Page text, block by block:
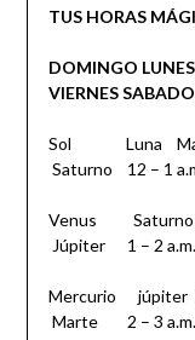
TUS HORAS
DOMINGO LUNES
VIERNES SABADO
Sol Luna
Saturno 12 – 1
Venus
Júpiter 1 – 2 a.m.
Mercurio
Marte 2 – 3 a.m.